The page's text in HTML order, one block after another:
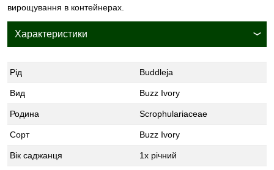
вирощування в контейнерах.
Характеристики
Рід Buddleja
Вид Buzz Ivory
Родина Scrophulariaceae
Сорт Buzz Ivory
Вік саджанця 1х річний